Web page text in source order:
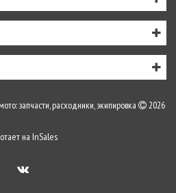
запчасти, расходники, экипировка 2026
на InSales